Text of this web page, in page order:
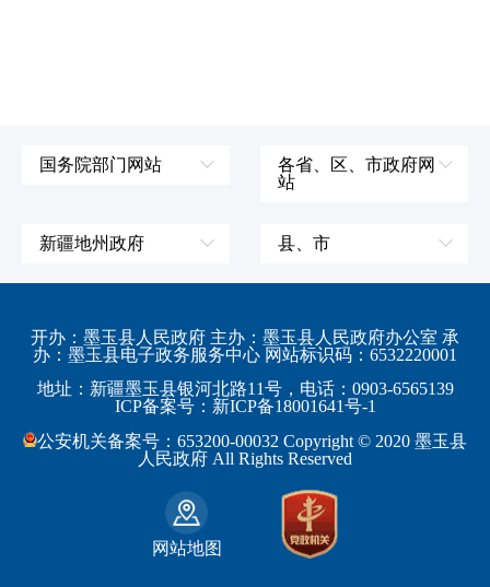
国务院部门网站
国防部
教育部
工业和信息化部
监察部
民政部
各省、区、市政府网
站
江苏省
浙江省
安徽省
福建省
新疆地州政府
伊犁哈萨克自治州
阿勒泰地区
博尔塔拉蒙古自治州
吐鲁番地区
巴音郭楞蒙古自治州
县、市
皮山县
策勒县
民丰县
和田市
开办：墨玉县人民政府 主办：墨玉县人民政府办公室 承
办：墨玉县电子政务服务中心 网站标识码：6532220001
地址：新疆墨玉县银河北路11号，电话：0903-6565139
ICP备案号：新ICP备18001641号-1
公安机关备案号：653200-00032 Copyright © 2020 墨玉县
人民政府 All Rights Reserved
网站地图